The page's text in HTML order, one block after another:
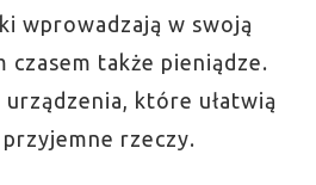
wprowadzają w swoją
czasem także pieniądze.
które ułatwią
rzeczy.